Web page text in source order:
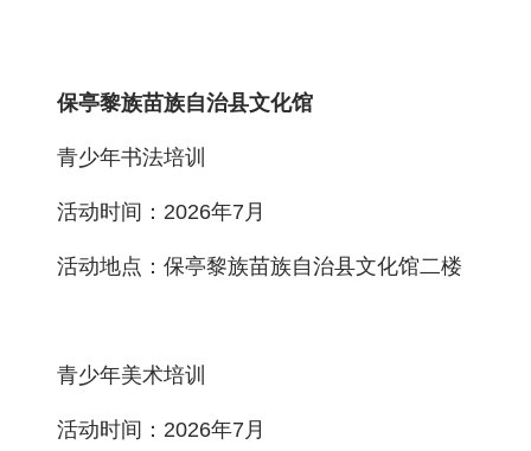
保亭黎族苗族自治县文化馆
青少年书法培训
活动时间：2026年7月
活动地点：保亭黎族苗族自治县文化馆二楼
青少年美术培训
活动时间：2026年7月